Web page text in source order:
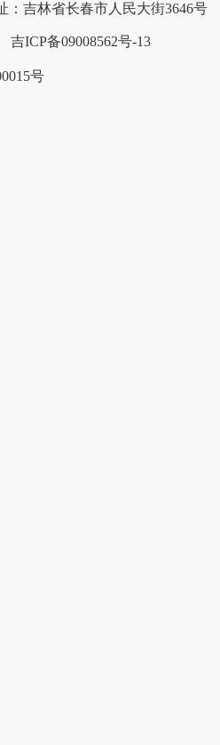
吉林省长春市人民大街3646号
吉ICP备09008562号-13
号